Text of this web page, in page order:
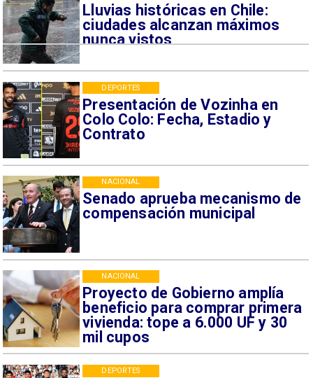
Lluvias históricas en Chile:
ciudades alcanzan máximos
nunca vistos
Presentación de Vozinha en
Colo Colo: Fecha, Estadio y
Contrato
DEPORTES
Senado aprueba mecanismo de
compensación municipal
NACIONAL
Proyecto de Gobierno amplía
beneficio para comprar primera
vivienda: tope a 6.000 UF y 30
mil cupos
NACIONAL
DEPORTES